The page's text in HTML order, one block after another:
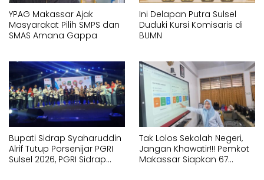
YPAG Makassar Ajak
Masyarakat Pilih SMPS dan
SMAS Amana Gappa
Ini Delapan Putra Sulsel
Duduki Kursi Komisaris di
BUMN
Bupati Sidrap Syaharuddin
Alrif Tutup Porsenijar PGRI
Sulsel 2026, PGRI Sidrap
Tak Lolos Sekolah Negeri,
Jangan Khawatir!!! Pemkot
Makassar Siapkan 67